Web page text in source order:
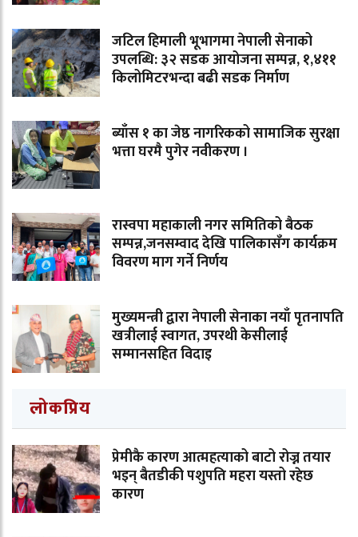
जटिल हिमाली भूभागमा नेपाली सेनाको
उपलब्धि: ३२ सडक आयोजना सम्पन्न, १,४११
किलोमिटरभन्दा बढी सडक निर्माण
ब्याँस १ का जेष्ठ नागरिकको सामाजिक सुरक्षा
भत्ता घरमै पुगेर नवीकरण ।
रास्वपा महाकाली नगर समितिको बैठक
सम्पन्न,जनसम्वाद देखि पालिकासँग कार्यक्रम
विवरण माग गर्ने निर्णय
मुख्यमन्त्री द्वारा नेपाली सेनाका नयाँ पृतनापति
खत्रीलाई स्वागत, उपरथी केसीलाई
सम्मानसहित विदाइ
लोकप्रिय
प्रेमीकै कारण आत्महत्याको बाटो रोज्न तयार
भइन् बैतडीकी पशुपति महरा यस्तो रहेछ
कारण